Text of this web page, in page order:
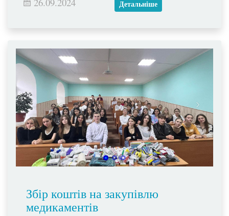
Дякуємо за наставництво та підтримку
медичній лабораторії Панакея та
ДЕМБОВСЬКОМУ за отримані
Детальніше
Збір коштів на закупівлю
медикаментів